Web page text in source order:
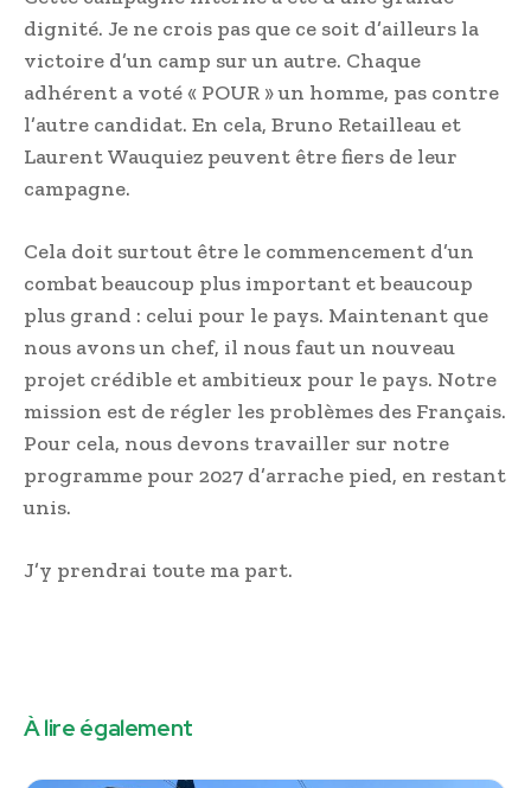
dignité. Je ne crois pas que ce soit d’ailleurs la
victoire d’un camp sur un autre. Chaque
adhérent a voté « POUR » un homme, pas contre
l’autre candidat. En cela, Bruno Retailleau et
Laurent Wauquiez peuvent être fiers de leur
campagne.
Cela doit surtout être le commencement d’un
combat beaucoup plus important et beaucoup
plus grand : celui pour le pays. Maintenant que
nous avons un chef, il nous faut un nouveau
projet crédible et ambitieux pour le pays. Notre
mission est de régler les problèmes des Français.
Pour cela, nous devons travailler sur notre
programme pour 2027 d’arrache pied, en restant
unis.
J’y prendrai toute ma part.
À lire également